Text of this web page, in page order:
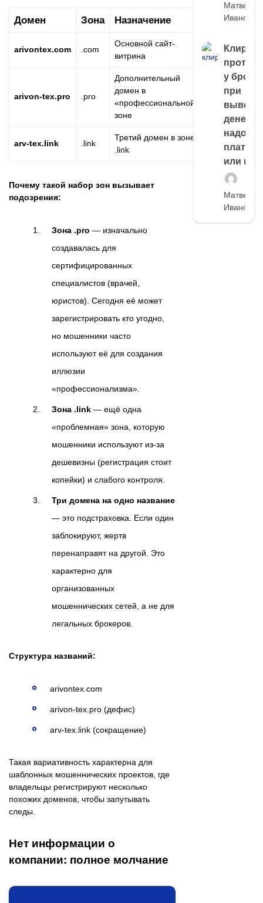
Домен Зона Назначение
arivontex.com .com
Основной сайт-
витрина
arivon-tex.pro .pro
Дополнительный
домен в
«профессиональной»
зоне
arv-tex.link .link
Третий домен в зоне
.link
Почему такой набор зон вызывает
подозрения:
Зона .pro — изначально
создавалась для
сертифицированных
специалистов (врачей,
юристов). Сегодня её может
зарегистрировать кто угодно,
но мошенники часто
используют её для создания
иллюзии
«профессионализма».
Зона .link — ещё одна
«проблемная» зона, которую
мошенники используют из-за
дешевизны (регистрация стоит
копейки) и слабого контроля.
Три домена на одно название
— это подстраховка. Если один
заблокируют, жертв
перенаправят на другой. Это
характерно для
организованных
мошеннических сетей, а не для
легальных брокеров.
Структура названий:
arivontex.com
arivon-tex.pro (дефис)
arv-tex.link (сокращение)
Такая вариативность характерна для
шаблонных мошеннических проектов, где
владельцы регистрируют несколько
похожих доменов, чтобы запутывать
следы.
Нет информации о
компании: полное молчание
Матвей
Иванов
Клиринг
у
при
выводе
денег,
надо
платить
или
Матвей
Иванов